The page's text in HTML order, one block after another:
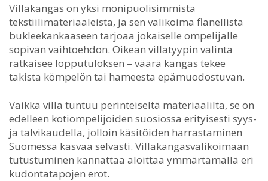
Villakangas on yksi monipuolisimmista
tekstiilimateriaaleista, ja sen valikoima flanellista
bukleekankaaseen tarjoaa jokaiselle ompelijalle
sopivan vaihtoehdon. Oikean villatyypin valinta
ratkaisee lopputuloksen – väärä kangas tekee
takista kömpelön tai hameesta epämuodostuvan.
Vaikka villa tuntuu perinteiseltä materiaalilta, se on
edelleen kotiompelijoiden suosiossa erityisesti syys-
ja talvikaudella, jolloin käsitöiden harrastaminen
Suomessa kasvaa selvästi. Villakangasvalikoimaan
tutustuminen kannattaa aloittaa ymmärtämällä eri
kudontatapojen erot.